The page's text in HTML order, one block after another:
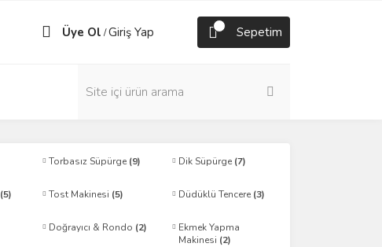
Üye Ol /Giriş Yap Sepetim
Torbasız Süpürge (9) Dik Süpürge (7)
(5) Tost Makinesi (5) Düdüklü Tencere (3)
Doğrayıcı & Rondo (2)
Ekmek Yapma
Makinesi (2)